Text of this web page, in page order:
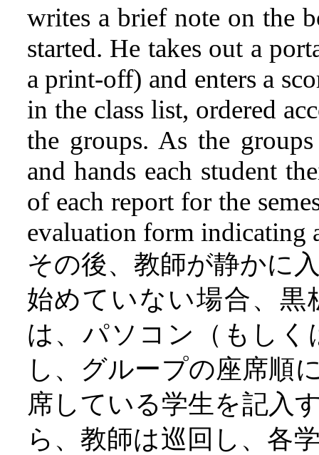
writes a brief note on the
started. He takes out a
a print-off) and enters a
in the class list, ordered
the groups. As the
and hands each student
of each report for the
evaluation form indicating
その後、教師が静かに
始めていない場合、
は、パソコン（もし
し、グループの座席順
席している学生を記入
ら、教師は巡回し、各